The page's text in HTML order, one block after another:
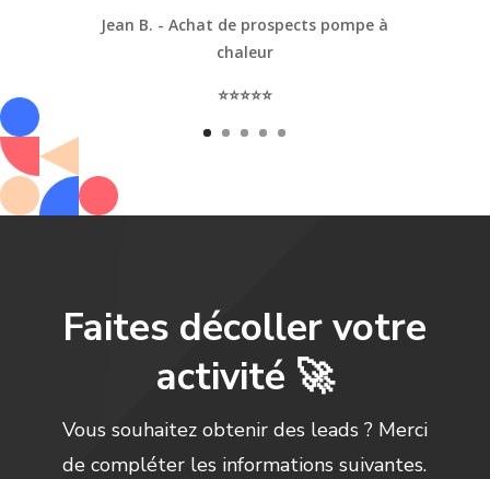
Jean B. - Achat de prospects pompe à
chaleur
⭐️⭐️⭐️⭐️⭐️
Faites décoller votre
activité 🚀
Vous souhaitez obtenir des leads ? Merci
de compléter les informations suivantes.